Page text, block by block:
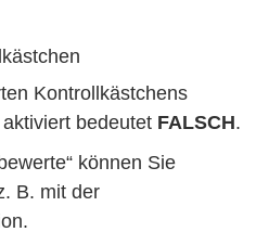
Kontrollkästchens
bedeutet FALSCH.
können Sie
B. mit der